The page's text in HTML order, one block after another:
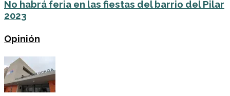
No habrá feria en las fiestas del barrio del Pilar
2023
Opinión